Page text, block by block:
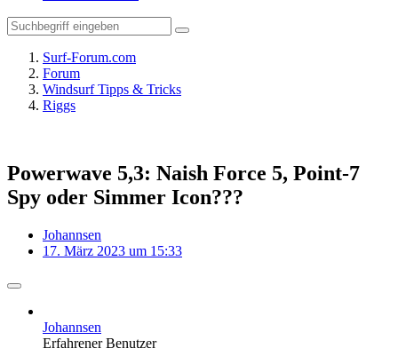
Surf-Forum.com
Forum
Windsurf Tipps & Tricks
Riggs
Powerwave 5,3: Naish Force 5, Point-7
Spy oder Simmer Icon???
Johannsen
17. März 2023 um 15:33
Johannsen
Erfahrener Benutzer